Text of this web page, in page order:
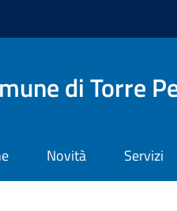
di Torre
Novità Servizi